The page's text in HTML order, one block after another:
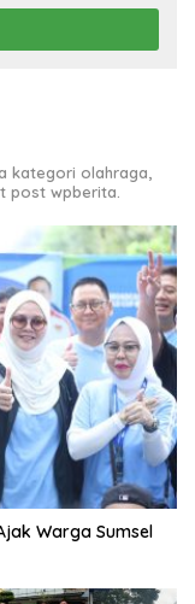
kategori olahraga,
post wpberita.
Warga Sumsel